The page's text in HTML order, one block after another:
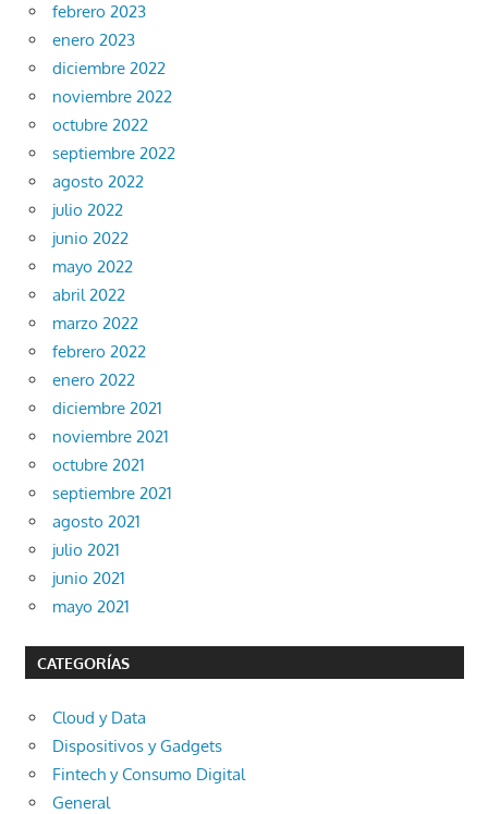
febrero 2023
enero 2023
diciembre 2022
noviembre 2022
octubre 2022
septiembre 2022
agosto 2022
julio 2022
junio 2022
mayo 2022
abril 2022
marzo 2022
febrero 2022
enero 2022
diciembre 2021
noviembre 2021
octubre 2021
septiembre 2021
agosto 2021
julio 2021
junio 2021
mayo 2021
CATEGORÍAS
Cloud y Data
Dispositivos y Gadgets
Fintech y Consumo Digital
General